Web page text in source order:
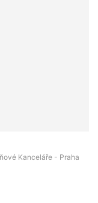
Kanceláře - Praha